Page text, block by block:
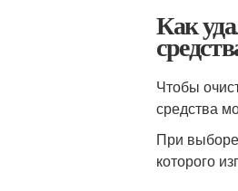
Как
Чтобы
средства
При
которого